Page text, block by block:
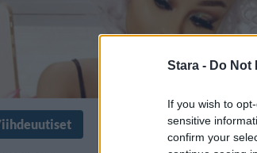
Stara - Do Not
If you wish to
sensitive
confirm your